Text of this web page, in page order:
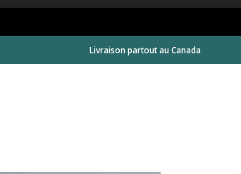
Livraison partout au Canada